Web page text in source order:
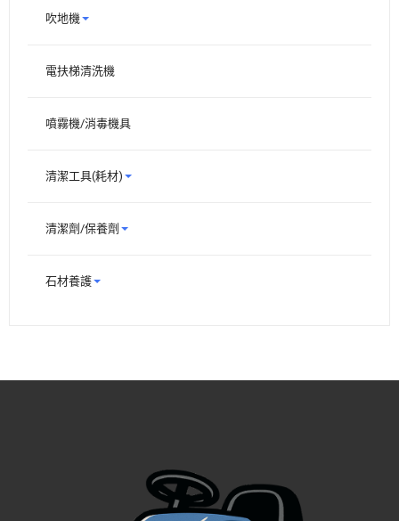
吹地機
電扶梯清洗機
噴霧機/消毒機具
清潔工具(耗材)
清潔劑/保養劑
石材養護